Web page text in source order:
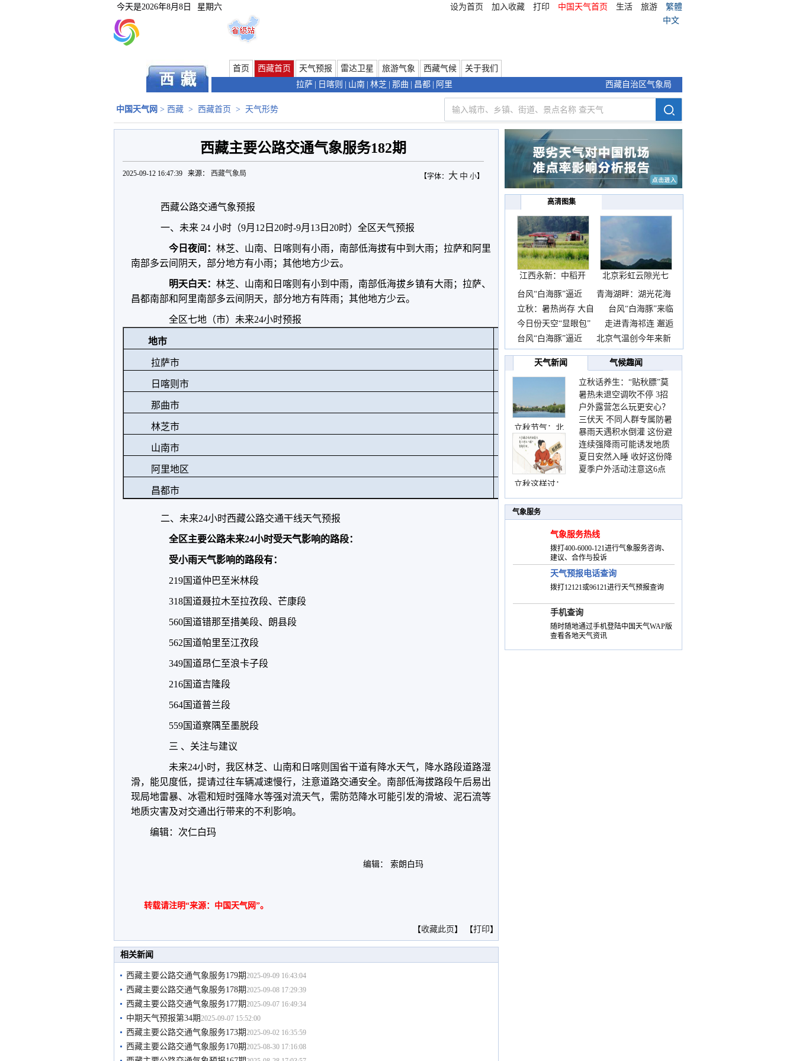
今天是2026年8月8日 星期六 设为首页 加入收藏 打印 中国天气首页 生活 旅游
繁體
中文
首页 西藏首页 天气预报 雷达卫星 旅游气象 西藏气候
关于我们
拉萨
日喀则 山南 林芝 那曲 昌都 阿里 西藏自治区气象局
中国天气网 > 西藏 > 西藏首页 > 天气形势
西藏主要公路交通气象服务182期
【字体： 大 中 小】
2025-09-12 16:47:39 来源： 西藏气象局
西藏公路交通气象预报
一、未来 24 小时（9月12日20时-9月13日20时）全区天气预报
今日夜间： 林芝、山南、日喀则有小雨，南部低海拔有中到大雨；拉萨和阿里
南部多云间阴天，部分地方有小雨；其他地方少云。
明天白天： 林芝、山南和日喀则有小到中雨，南部低海拔乡镇有大雨；拉萨、
昌都南部和阿里南部多云间阴天，部分地方有阵雨；其他地方少云。
全区七地（市）未来24小时预报
地市 站点
拉萨市 城关区
日喀则市
那曲市 色尼区
林芝市 巴宜区
山南市 乃东区
阿里地区 噶尔县
昌都市
二、未来24小时西藏公路交通干线天气预报
全区主要公路未来24小时受天气影响的路段：
受小雨天气影响的路段有：
219国道仲巴至米林段
318国道聂拉木至拉孜段、芒康段
560国道错那至措美段、朗县段
562国道帕里至江孜段
349国道昂仁至浪卡子段
216国道吉隆段
564国道普兰段
559国道察隅至墨脱段
三 、关注与建议
未来24小时，我区林芝、山南和日喀则国省干道有降水天气，降水路段道路湿
滑，能见度低，提请过往车辆减速慢行，注意道路交通安全。南部低海拔路段午后易出
现局地雷暴、冰雹和短时强降水等强对流天气，需防范降水可能引发的滑坡、泥石流等
地质灾害及对交通出行带来的不利影响。
编辑：次仁白玛
编辑： 索朗白玛
转载请注明“来源：中国天气网”。
【收藏此页 】 【打印】
相关新闻
西藏主要公路交通气象服务179期2025-09-09 16:43:04
西藏主要公路交通气象服务178期2025-09-08 17:29:39
西藏主要公路交通气象服务177期2025-09-07 16:49:34
中期天气预报第34期2025-09-07 15:52:00
西藏主要公路交通气象服务173期2025-09-02 16:35:59
西藏主要公路交通气象服务170期2025-08-30 17:16:08
高清图集
江西永新：中稻开
镰抢
北京彩虹云隙光七
彩云
台风“白海豚”逼近
青海湖畔：湖光花海
长
立秋：暑热尚存 大自
台风“白海豚”来临
前
今日份天空“显眼包”
走进青海祁连 邂逅
一
台风“白海豚”逼近
北京气温创今年来新
高
天气新闻
气候趣闻
立秋节气：北
立秋这样过：
立秋话养生：“贴秋膘”莫
着急 先清暑再防燥
暑热未退空调吹不停 3招
护住肩颈不酸痛
户外露营怎么玩更安心？
这份攻略请收好
三伏天 不同人群专属防暑
要点请收好
暴雨天遇积水倒灌 这份避
险提示请收好
连续强降雨可能诱发地质
灾害 这些前兆要知道
夏日安然入睡 收好这份降
温小贴士
夏季户外活动注意这6点
气象服务
气象服务热线
拨打400-6000-121进行气象服务咨询、
建议、合作与投诉
天气预报电话查询
拨打12121或96121进行天气预报查询
手机查询
随时随地通过手机登陆中国天气WAP版
查看各地天气资讯